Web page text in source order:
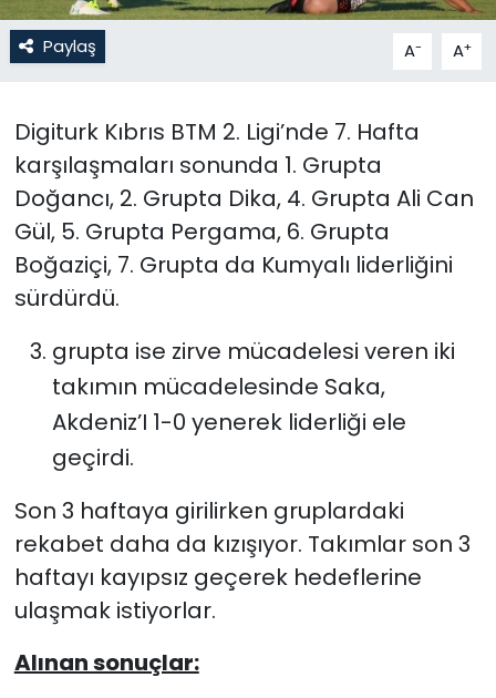
Paylaş A- A+
Digiturk Kıbrıs BTM 2. Ligi’nde 7. Hafta
karşılaşmaları sonunda 1. Grupta
Doğancı, 2. Grupta Dika, 4. Grupta Ali Can
Gül, 5. Grupta Pergama, 6. Grupta
Boğaziçi, 7. Grupta da Kumyalı liderliğini
sürdürdü.
grupta ise zirve mücadelesi veren iki
takımın mücadelesinde Saka,
Akdeniz’I 1-0 yenerek liderliği ele
geçirdi.
Son 3 haftaya girilirken gruplardaki
rekabet daha da kızışıyor. Takımlar son 3
haftayı kayıpsız geçerek hedeflerine
ulaşmak istiyorlar.
Alınan sonuçlar:
Magazin
Nöbetçi Eczaneler
Otomobil Dünyası
Politika
SAĞLIK
Spor
Teknoloji
TÜRKiYE
Video Galeri
YAŞAM